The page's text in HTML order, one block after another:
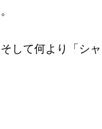
して何より「シャ